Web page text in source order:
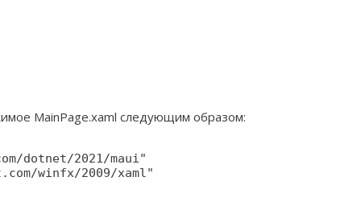
MainPage.xaml следующим образом:
dotnet/2021/maui"
winfx/2009/xaml"